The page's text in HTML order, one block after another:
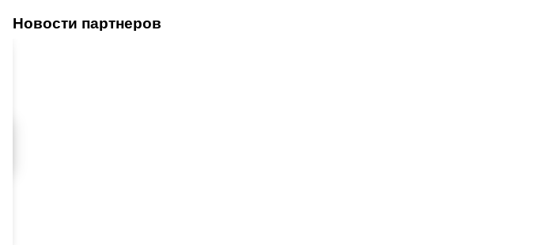
Новости партнеров